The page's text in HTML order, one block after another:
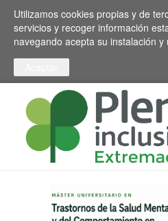
Pasar al contenido principal
Toggle high contrast
Utilizamos cookies propias y de
servicios y recoger información
navegando acepta su instalación y